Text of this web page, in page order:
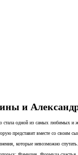
и
стала одной из самых любимых
представит вместе со своим
которые невозможно